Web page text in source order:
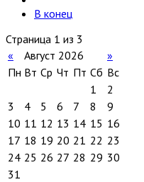
В конец
Страница 1 из 3
«
Август 2026
»
Пн Вт Ср Чт Пт Сб Вс
1
2
3
4 5 6 7 8
9
10 11 12 13 14 15 16
17 18 19 20 21 22 23
24 25 26 27 28 29 30
31